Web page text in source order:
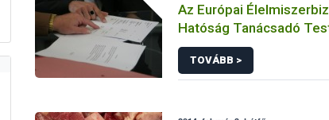
Az Európai
Hatóság Tanácsadó
tagjainak nyilatkozata az
Élelmiszerbiztonsági
megalapításának 10.
TOVÁBB >